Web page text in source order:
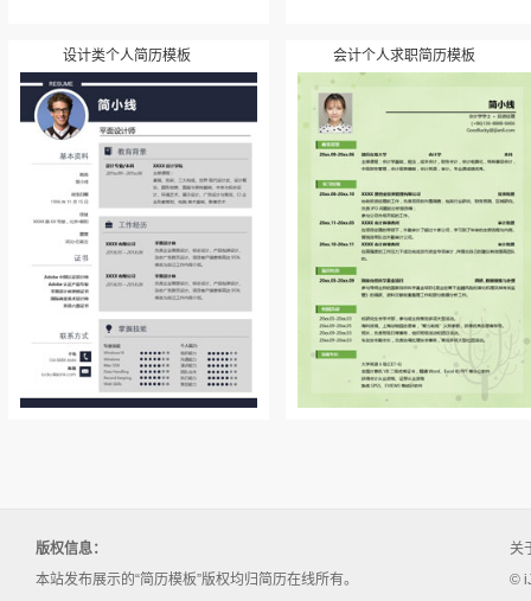
设计类个人简历模板 会计个人求职简历模板
版权信息：
本站发布展示的“简历模板”版权均归简历在线所有。
关
©